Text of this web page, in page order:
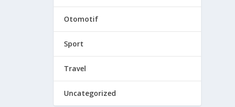
Otomotif
Sport
Travel
Uncategorized